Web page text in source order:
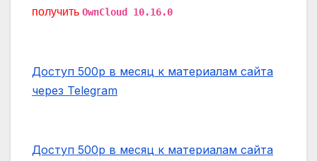
получить OwnCloud 10.16.0
Доступ 500р в месяц к материалам сайта
через Telegram
Доступ 500р в месяц к материалам сайта